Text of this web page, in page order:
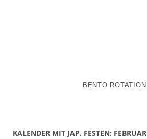
BENTO ROTATION
KALENDER MIT JAP. FESTEN: FEBRUAR